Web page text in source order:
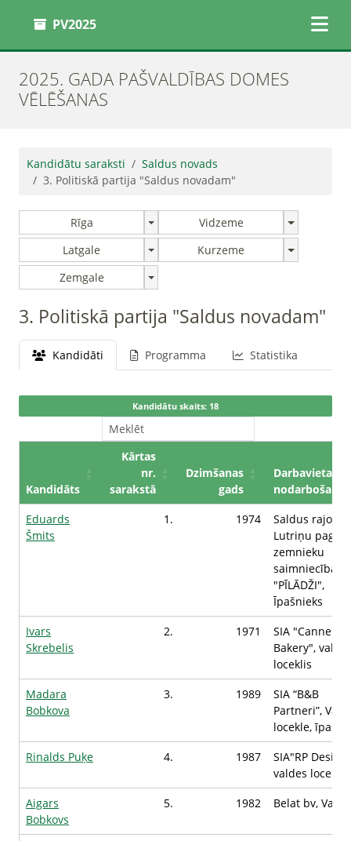
PV2025
2025. GADA PAŠVALDĪBAS DOMES
VĒLĒŠANAS
Kandidātu saraksti
Saldus novads
3. Politiskā partija "Saldus novadam"
Rīga
Vidzeme
Latgale
Kurzeme
Zemgale
3. Politiskā partija "Saldus novadam"
Kandidāti Programma Statistika
Kandidātu skaits: 18
Kandidāts
Kārtas
nr.
sarakstā
Dzimšanas
gads
Darbavieta /
nodarbošanās
Eduards
Šmits
1. 1974
Saldus rajona
Lutriņu
zemnieku
saimniecība
"PĪLĀDŽI",
Īpašnieks
Ivars
Skrebelis
2. 1971
SIA "Cannelle
Bakery",
loceklis
Madara
Bobkova
3. 1989
SIA “B&B
Partneri”,
locekle,
Rinalds Puķe
4. 1987
SIA"RP
valdes loceklis
Aigars
Bobkovs
5. 1982 Belat bv,